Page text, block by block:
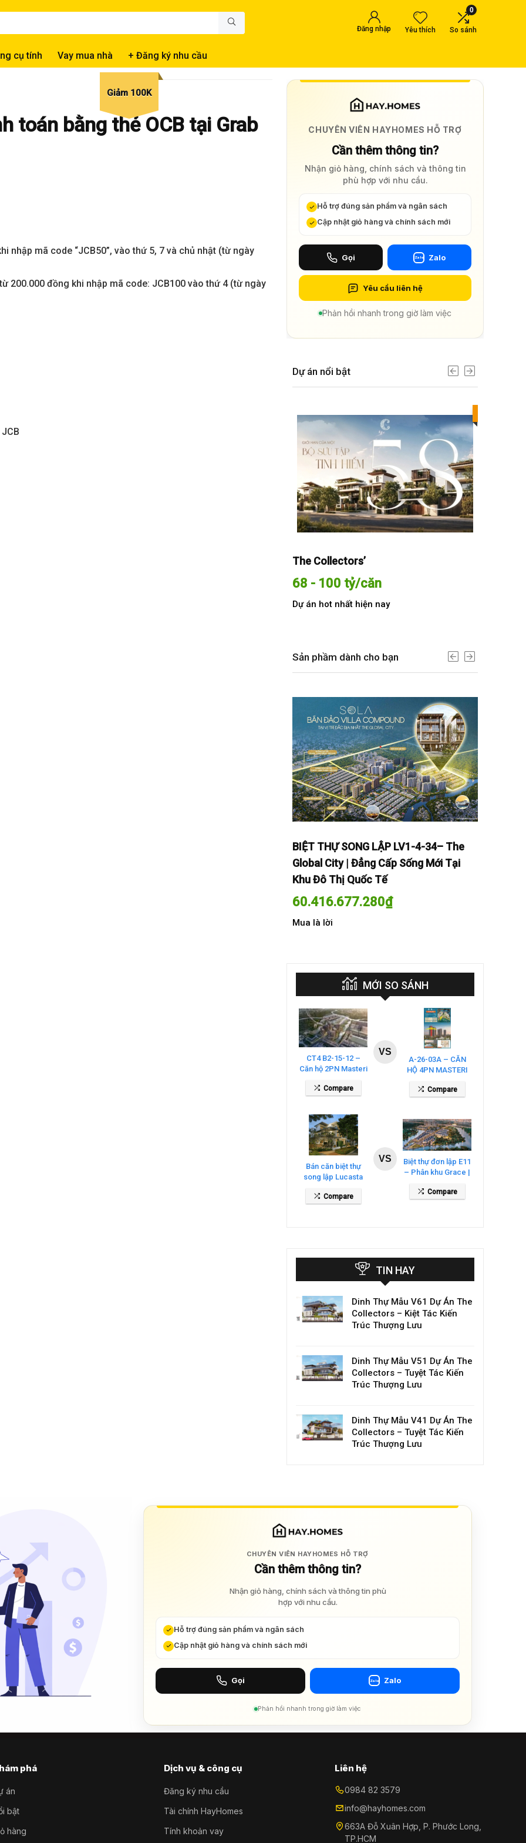
Đăng nhập Yêu thích
0
So sánh
cụ tính Vay mua nhà + Đăng ký nhu cầu
Giảm 100K
toán bằng thẻ OCB tại Grab
nhập mã code “JCB50”, vào thứ 5, 7 và chủ nhật (từ ngày
200.000 đồng khi nhập mã code: JCB100 vào thứ 4 (từ ngày
CHUYÊN VIÊN HAYHOMES HỖ TRỢ
Cần thêm thông tin?
Nhận giỏ hàng, chính sách và thông tin
phù hợp với nhu cầu.
Hỗ trợ đúng sản phẩm và ngân sách
Cập nhật giỏ hàng và chính sách mới
Gọi Zalo Zalo
Yêu cầu liên hệ
Phản hồi nhanh trong giờ làm việc
Dự án nổi bật
The Collectors’
68 - 100 tỷ/căn
Dự án hot nhất hiện nay
Sản phầm dành cho bạn
BIỆT THỰ SONG LẬP LV1-4-34– The
Global City | Đẳng Cấp Sống Mới Tại
Khu Đô Thị Quốc Tế
60.416.677.280₫
Mua là lời
MỚI SO SÁNH
CT4 B2-15-12 –
Căn hộ 2PN Masteri
Compare
VS
A-26-03A – CĂN
HỘ 4PN MASTERI
COSMO CENTRAL
– THE GLOBAL
Compare
Bán căn biệt thự
song lập Lucasta
Villa – DT 175m2
giá 26 tỷ
Compare
VS
Biệt thự đơn lập E11
– Phân khu Grace |
Waters
Compare
TIN HAY
Dinh Thự Mẫu V61 Dự Án The
Collectors – Kiệt Tác Kiến
Trúc Thượng Lưu
Dinh Thự Mẫu V51 Dự Án The
Collectors – Tuyệt Tác Kiến
Trúc Thượng Lưu
Dinh Thự Mẫu V41 Dự Án The
Collectors – Tuyệt Tác Kiến
Trúc Thượng Lưu
CHUYÊN VIÊN HAYHOMES HỖ TRỢ
Cần thêm thông tin?
Nhận giỏ hàng, chính sách và thông tin phù
hợp với nhu cầu.
Hỗ trợ đúng sản phẩm và ngân sách
Cập nhật giỏ hàng và chính sách mới
Gọi Zalo Zalo
Phản hồi nhanh trong giờ làm việc
phá
án
bật
hàng
Dịch vụ & công cụ
Đăng ký nhu cầu
Tài chính HayHomes
Tính khoản vay
Liên hệ
0984 82 3579
info@hayhomes.com
663A Đỗ Xuân Hợp, P. Phước Long,
TP.HCM